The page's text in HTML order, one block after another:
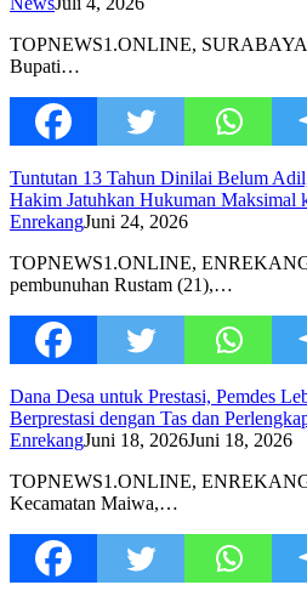
TOPNEWS1.ONLINE, SURABAYA
Bupati…
Tuntutan 13 Tahun Dinilai Belum
Hakim Jatuhkan Hukuman Maksimal
EnrekangJuni 24, 2026
TOPNEWS1.ONLINE, ENREKANG
pembunuhan Rustam (21),…
Dana Desa untuk Prestasi, Pemdes
Berprestasi dengan Tas dan
EnrekangJuni 18, 2026Juni 18, 2026
TOPNEWS1.ONLINE, ENREKANG
Kecamatan Maiwa,…